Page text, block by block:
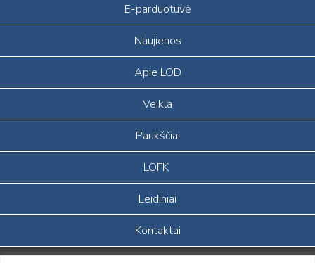
E-parduotuvė
Naujienos
Apie LOD
Veikla
Paukščiai
LOFK
Leidiniai
Kontaktai